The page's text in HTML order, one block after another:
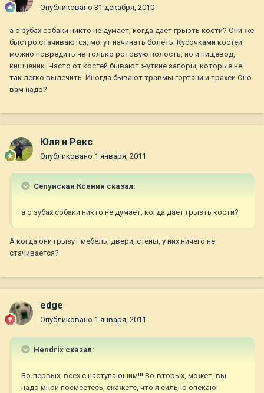
Опубликовано 31 декабря, 2010
а о зубах собаки никто не думает, когда дает грызть кости? Они же
быстро стачиваются, могут начинать болеть. Кусочками костей
можно повредить не только ротовую полость, но и пищевод,
кишченик. Часто от костей бывают жуткие запоры, которые не
так легко вылечить. Иногда бывают травмы гортани и трахеи.Оно
вам надо?
Юля и Рекс
Опубликовано 1 января, 2011
Селунская Ксения сказал:
а о зубах собаки никто не думает, когда дает грызть кости?
А когда они грызут мебель, двери, стены, у них ничего не
стачивается?
edge
Опубликовано 1 января, 2011
Hendrix сказал:
Во-первых, всех с наступающим!!! Во-вторых, может, вы
надо мной посмеетесь, скажете, что я сильно опекаю